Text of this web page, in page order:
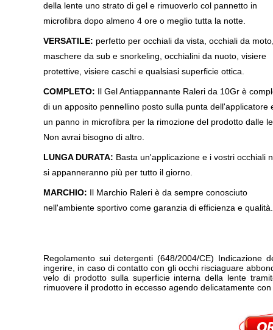
della lente uno strato di gel e rimuoverlo col pannetto in
microfibra dopo almeno 4 ore o meglio tutta la notte.
VERSATILE: perfetto per occhiali da vista, occhiali da
maschere da sub e snorkeling, occhialini da nuoto, visiere
protettive, visiere caschi e qualsiasi superficie ottica.
COMPLETO: Il Gel Antiappannante Raleri da 10Gr è
di un apposito pennellino posto sulla punta dell'applicatore
un panno in microfibra per la rimozione del prodotto dalle
Non avrai bisogno di altro.
LUNGA DURATA: Basta un'applicazione e i vostri occhiali
si appanneranno più per tutto il giorno.
MARCHIO: Il Marchio Raleri è da sempre conosciuto
nell'ambiente sportivo come garanzia di efficienza e qualità.
Regolamento sui detergenti (648/2004/CE) Indicazione
ingerire, in caso di contatto con gli occhi risciaguare
velo di prodotto sulla superficie interna della lente
rimuovere il prodotto in eccesso agendo delicatamente